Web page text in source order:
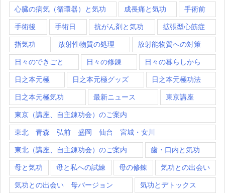
心臓の病気（循環器）と気功 成長痛と気功 手術前
手術後 手術日 抗がん剤と気功 拡張型心筋症
指気功 放射性物質の処理 放射能物質への対策
日々のできごと 日々の修錬 日々の暮らしから
日之本元極 日之本元極グッズ 日之本元極功法
日之本元極気功 最新ニュース 東京講座
東京（講座、自主錬功会）のご案内
東北 青森 弘前 盛岡 仙台 宮城・女川
東北（講座、自主錬功会）のご案内 歯・口内と気功
母と気功 母と私への試練 母の修錬 気功との出会い
気功との出会い 母バージョン 気功とデトックス